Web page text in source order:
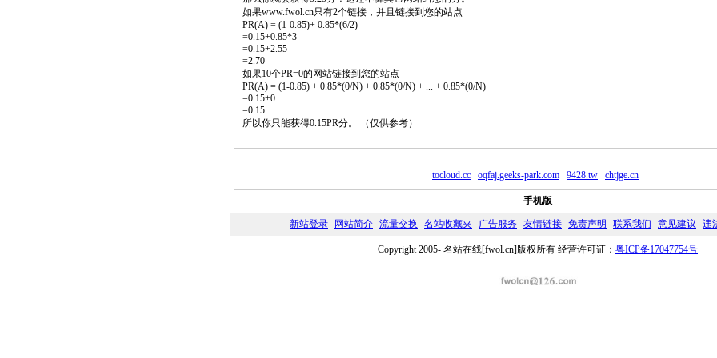
如果www.fwol.cn只有2个链接，并且链接到您的站点
PR(A) = (1-0.85)+ 0.85*(6/2)
=0.15+0.85*3
=0.15+2.55
=2.70
如果10个PR=0的网站链接到您的站点
PR(A) = (1-0.85) + 0.85*(0/N) + 0.85*(0/N) + ... + 0.85*(0/N)
=0.15+0
=0.15
所以你只能获得0.15PR分。 （仅供参考）
tocloud.cc oqfaj.geeks-park.com 9428.tw chtjge.cn
手机版
新站登录--网站简介--流量交换--名站收藏夹--广告服务--友情链接--免责声明--联系我们--意见建议--违
Copyright 2005- 名站在线[fwol.cn]版权所有 经营许可证： 粤ICP备17047754号